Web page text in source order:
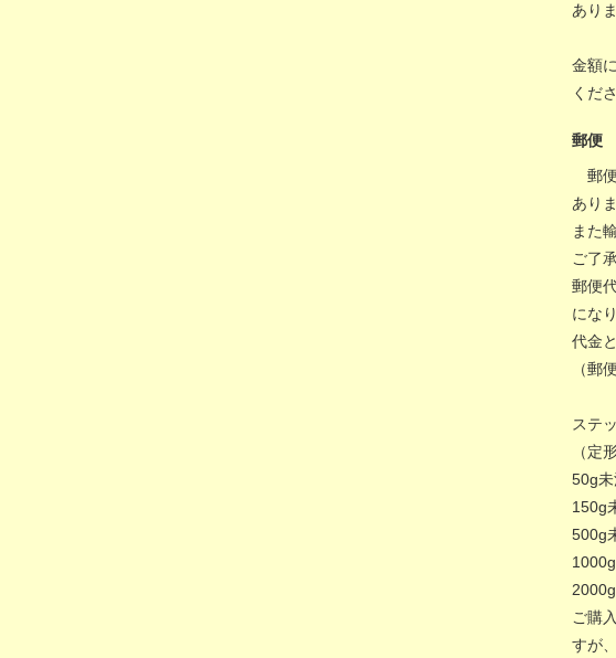
あり
金額
くだ
郵便
郵便
あり
また
ご了
郵便
になり
代金
（郵
ステ
（定
50g
150g
500g
ご購
すが、